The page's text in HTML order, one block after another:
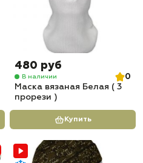
480 руб
В наличии
0
Маска вязаная Белая ( 3
прорези )
Купить